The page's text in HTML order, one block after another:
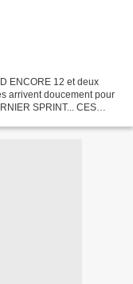
ENCORE 12 et deux
arrivent doucement pour
SPRINT... CES